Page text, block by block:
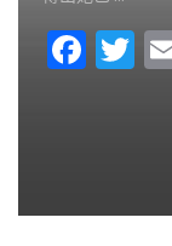
F
b
T